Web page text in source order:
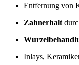
Entfernung von
Zahnerhalt
Inlays,